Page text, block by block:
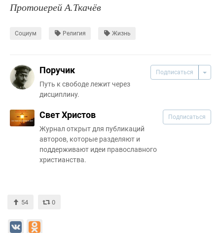
Протоиерей А.Ткачёв
Социум Религия Жизнь
Подписаться
Поручик
Путь к свободе лежит через
дисциплину.
Свет Христов
Журнал открыт для публикаций
авторов, которые разделяют и
поддерживают идеи православного
христианства.
Подписаться
54 0